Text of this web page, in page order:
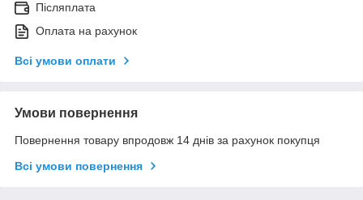
Післяплата
Оплата на рахунок
Всі умови оплати
Умови повернення
Повернення товару впродовж 14 днів за рахунок покупця
Всі умови повернення